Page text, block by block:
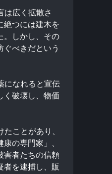
は広く拡散さ
絶つには建木を
。しかし、その
べきだという
になれると宣伝
く破壊し、物価
ことがあり、
の専門家」、
害者たちの信頼
者を逮捕し、販